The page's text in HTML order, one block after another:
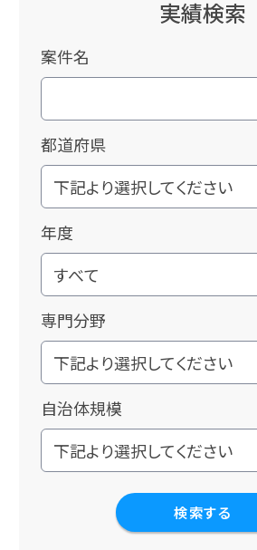
実績検索
案件名
都道府県
年度
専門分野
自治体規模
検索する